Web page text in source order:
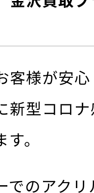
客様が安
新型コロ
。
のアクリ